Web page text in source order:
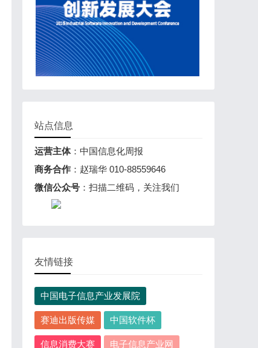
站点信息
运营主体：中国信息化周报
商务合作 ：赵瑞华 010-88559646
微信公众号 ：扫描二维码，关注我们
友情链接
中国电子信息产业发展院
赛迪出版传媒 中国软件杯
信息消费大赛 电子信息产业网